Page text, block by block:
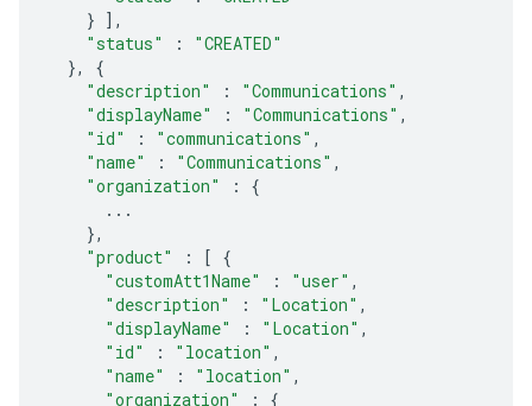
} ],
"status"
:
"CREATED"
},
{
"description"
: "Communications" ,
"displayName"
: "Communications" ,
"id"
: "communications" ,
"name"
: "Communications" ,
"organization"
:
{
...
},
"product"
: [ {
"customAtt1Name"
: "user" ,
"description"
: "Location" ,
"displayName"
: "Location" ,
"id"
: "location" ,
"name"
: "location" ,
"organization"
:
{